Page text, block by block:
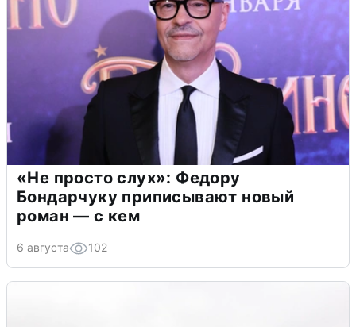
«Не просто слух»: Федору
Бондарчуку приписывают новый
роман — с кем
6 августа 102